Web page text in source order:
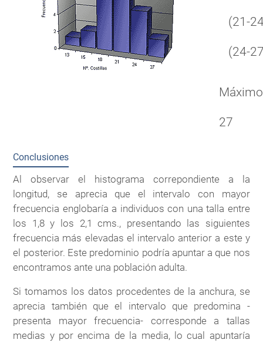
(21-
(24-
Máximo
27
Conclusiones
Al observar el histograma correpondiente a la
longitud, se aprecia que el intervalo con mayor
frecuencia englobaría a individuos con una talla entre
los 1,8 y los 2,1 cms., presentando las siguientes
frecuencia más elevadas el intervalo anterior a este y
el posterior. Este predominio podría apuntar a que nos
encontramos ante una población adulta.
Si tomamos los datos procedentes de la anchura, se
aprecia también que el intervalo que predomina -
presenta mayor frecuencia- corresponde a tallas
medias y por encima de la media, lo cual apuntaría